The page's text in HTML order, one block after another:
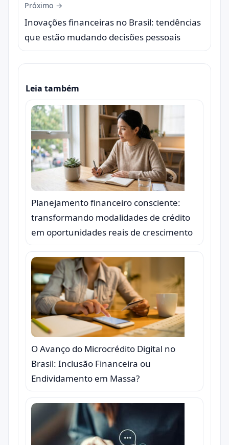
Próximo →
Inovações financeiras no Brasil: tendências
que estão mudando decisões pessoais
Leia também
Planejamento financeiro consciente:
transformando modalidades de crédito
em oportunidades reais de crescimento
O Avanço do Microcrédito Digital no
Brasil: Inclusão Financeira ou
Endividamento em Massa?